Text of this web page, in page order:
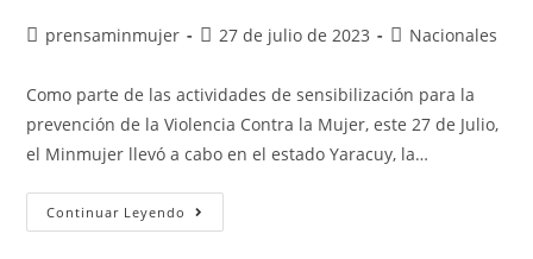
prensaminmujer 27 de julio de 2023 Nacionales
Como parte de las actividades de sensibilización para la
prevención de la Violencia Contra la Mujer, este 27 de Julio,
el Minmujer llevó a cabo en el estado Yaracuy, la…
Continuar Leyendo